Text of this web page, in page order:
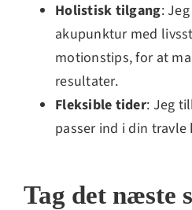
Holistisk tilgang:
akupunktur med
motionstips, for at
resultater.
Fleksible tider: Jeg
passer ind i din travle
Tag det næste